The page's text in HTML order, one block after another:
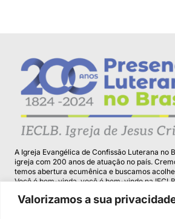
Valorizamos a sua
A Igreja Evangélica de Confissão Luterana no
igreja com 200 anos de atuação no país.
temos abertura ecumênica e buscamos
Você é bem-vinda, você é bem-vindo na